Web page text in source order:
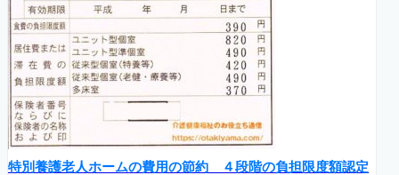
特別養護老人ホームの費用の節約 ４段階の負担限度額認定